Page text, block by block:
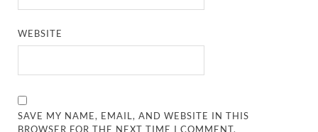
WEBSITE
SAVE MY NAME, EMAIL, AND WEBSITE IN THIS
BROWSER FOR THE NEXT TIME I COMMENT.